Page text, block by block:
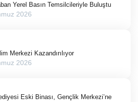
Yerel Basın Temsilcileriyle Buluştu
2026
Merkezi Kazandırılıyor
2026
Eski Binası, Gençlik Merkezi’ne